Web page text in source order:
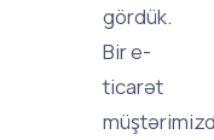
gördük.
Bir e-
ticarət